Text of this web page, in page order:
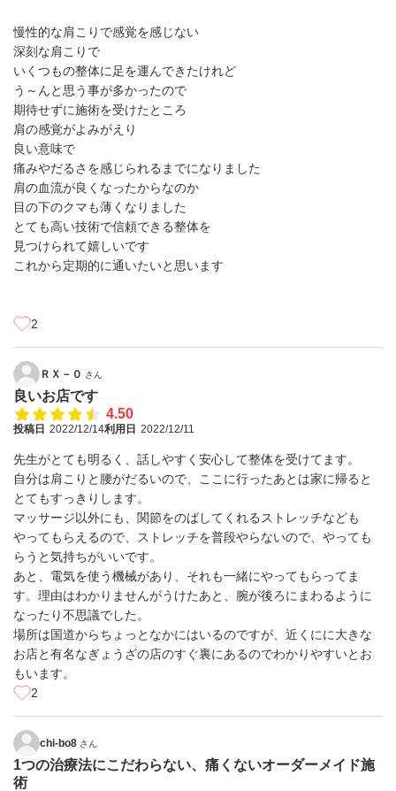
慢性的な肩こりで感覚を感じない
深刻な肩こりで
いくつもの整体に足を運んできたけれど
う～んと思う事が多かったので
期待せずに施術を受けたところ
肩の感覚がよみがえり
良い意味で
痛みやだるさを感じられるまでになりました
肩の血流が良くなったからなのか
目の下のクマも薄くなりました
とても高い技術で信頼できる整体を
見つけられて嬉しいです
これから定期的に通いたいと思います
2
ＲＸ－０ さん
良いお店です
4.50
投稿日 2022/12/14利用日 2022/12/11
先生がとても明るく、話しやすく安心して整体を受けてます。
自分は肩こりと腰がだるいので、ここに行ったあとは家に帰ると
とてもすっきりします。
マッサージ以外にも、関節をのばしてくれるストレッチなども
やってもらえるので、ストレッチを普段やらないので、やっても
らうと気持ちがいいです。
あと、電気を使う機械があり、それも一緒にやってもらってま
す。理由はわかりませんがうけたあと、腕が後ろにまわるように
なったり不思議でした。
場所は国道からちょっとなかにはいるのですが、近くにに大きな
お店と有名なぎょうざの店のすぐ裏にあるのでわかりやすいとお
もいます。
2
chi-bo8 さん
1つの治療法にこだわらない、痛くないオーダーメイド施
術